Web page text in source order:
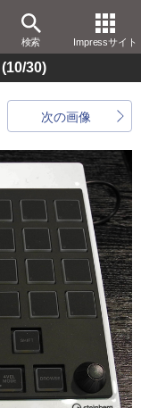
検索 Impressサイト
(10/30)
次の画像